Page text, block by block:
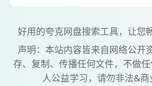
好用的夸克网盘搜索工具，让您
声明：本站内容皆来自网络公开
存、复制、传播任何文件，不做
人公益学习，请勿非法&商